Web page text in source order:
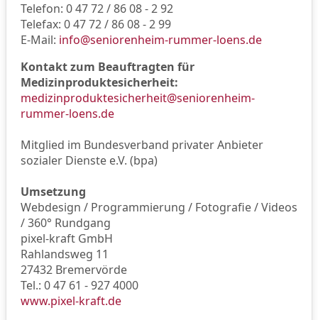
Telefon: 0 47 72 / 86 08 - 2 92
Telefax: 0 47 72 / 86 08 - 2 99
E-Mail: info@seniorenheim-rummer-loens.de
Kontakt zum Beauftragten für
Medizinproduktesicherheit:
medizinproduktesicherheit@seniorenheim-
rummer-loens.de
Mitglied im Bundesverband privater Anbieter
sozialer Dienste e.V. (bpa)
Umsetzung
Webdesign / Programmierung / Fotografie / Videos
/ 360° Rundgang
pixel-kraft GmbH
Rahlandsweg 11
27432 Bremervörde
Tel.: 0 47 61 - 927 4000
www.pixel-kraft.de